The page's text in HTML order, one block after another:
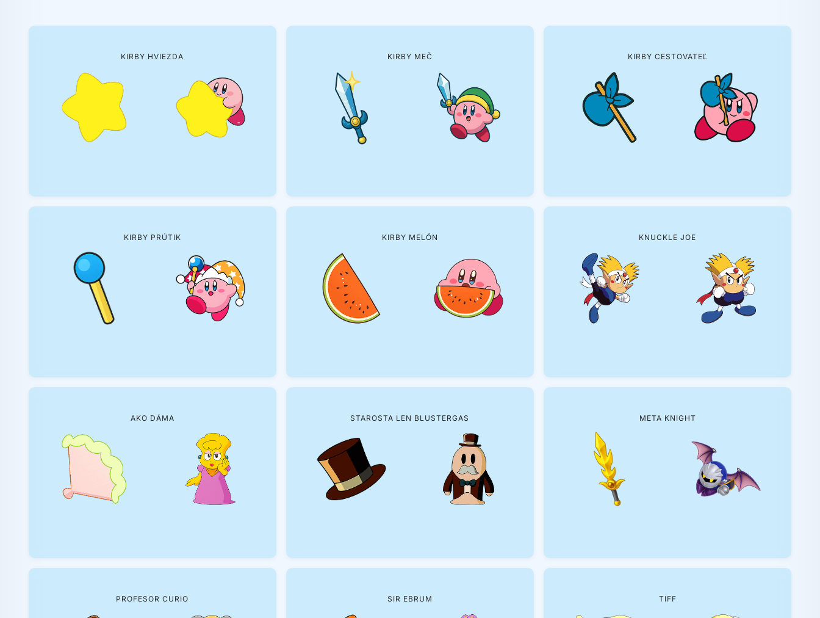
KIRBY HVIEZDA KIRBY MEČ KIRBY CESTOVATEĽ
KIRBY PRÚTIK KIRBY MELÓN KNUCKLE JOE
AKO DÁMA STAROSTA LEN BLUSTERGAS META KNIGHT
PROFESOR CURIO SIR EBRUM TIFF